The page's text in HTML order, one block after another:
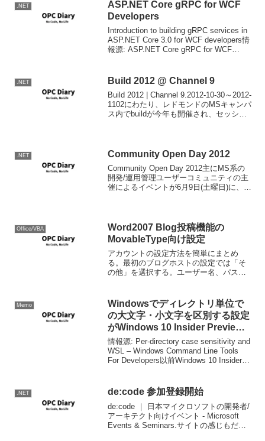
.NET
ASP.NET Core gRPC for WCF
Developers
Introduction to building gRPC services in
ASP.NET Core 3.0 for WCF developers情
報源: ASP.NET Core gRPC for WCF
.NET Build 2012 @ Channel 9
Build 2012 | Channel 9.2012-10-30～2012-
1102にわたり、レドモンドのMSキャンパ
ス内でbuildが今年も開催され、セッショ
.NET Community Open Day 2012
Community Open Day 2012主にMS系の
開発/運用管理ユーザーコミュニティの主
催によるイベントが6月9日(土曜日)に、北
Office/VBA
Word2007 Blog投稿機能の
MovableType向け設定
アカウントの設定方法を簡単にまとめ
る。最初のブログホストの設定では「そ
の他」を選択する。ユーザー名、パスワ
稿先 URLにはMovableTypeのインスト
ー...
Memo
Windowsでディレクトリ単位で
の大文字・小文字を区別する設定
がWindows 10 Insider Preview
に追加されています
情報源: Per-directory case sensitivity and
WSL – Windows Command Line Tools
For Developers以前Windows 10 Insider
.NET de:code 参加登録開始
de:code ｜ 日本マイクロソフトの開発者/
アーキテクト向けイベント - Microsoft
Events & Seminars.サイトの感じもだい